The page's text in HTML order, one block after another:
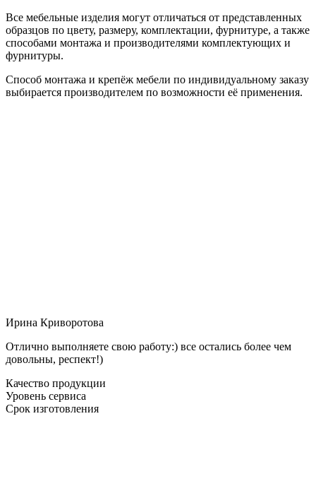
Все мебельные изделия могут отличаться от представленных
образцов по цвету, размеру, комплектации, фурнитуре, а также
способами монтажа и производителями комплектующих и
фурнитуры.
Способ монтажа и крепёж мебели по индивидуальному заказу
выбирается производителем по возможности её применения.
Ирина Криворотова
Отлично выполняете свою работу:) все остались более чем
довольны, респект!)
Качество продукции
Уровень сервиса
Срок изготовления